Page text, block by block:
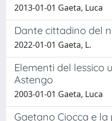
2013-01-01 Gaeta, Luca
Dante cittadino del
2022-01-01 Gaeta, L.
Elementi del lessico
Astengo
2003-01-01 Gaeta, Luca
Gaetano Ciocca e